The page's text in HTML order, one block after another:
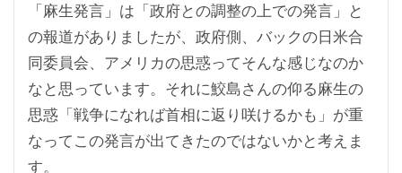
「麻生発言」は「政府との調整の上での発言」と
の報道がありましたが、政府側、バックの日米合
同委員会、アメリカの思惑ってそんな感じなのか
なと思っています。それに鮫島さんの仰る麻生の
思惑「戦争になれば首相に返り咲けるかも」が重
なってこの発言が出てきたのではないかと考えま
す。